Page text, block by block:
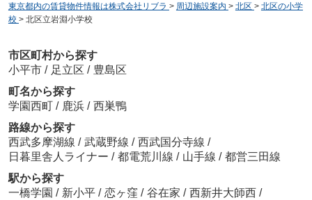
東京都内の賃貸物件情報は株式会社リブラ > 周辺施設案内 > 北区 > 北区の小学
校 > 北区立岩淵小学校
市区町村から探す
小平市 / 足立区 / 豊島区
町名から探す
学園西町 / 鹿浜 / 西巣鴨
路線から探す
西武多摩湖線 / 武蔵野線 / 西武国分寺線 /
日暮里舎人ライナー / 都電荒川線 / 山手線 / 都営三田線
駅から探す
一橋学園 / 新小平 / 恋ヶ窪 / 谷在家 / 西新井大師西 /